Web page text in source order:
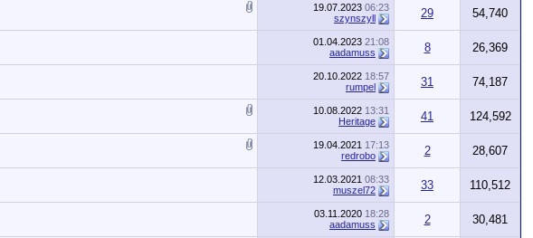
19.07.2023 06:23
szynszyll
29 54,740
01.04.2023 21:08
aadamuss
8 26,369
20.10.2022 18:57
rumpel
31 74,187
10.08.2022 13:31
Heritage
41 124,592
19.04.2021 17:13
redrobo
2 28,607
12.03.2021 08:33
muszel72
33 110,512
03.11.2020 18:28
aadamuss
2 30,481